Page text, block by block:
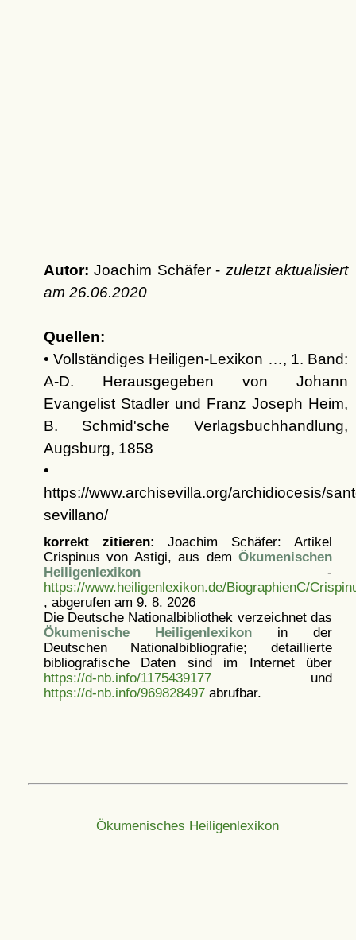
Autor: Joachim Schäfer - zuletzt aktualisiert
am 26.06.2020
Quellen:
• Vollständiges Heiligen-Lexikon …, 1. Band:
A-D. Herausgegeben von Johann
Evangelist Stadler und Franz Joseph Heim,
B. Schmid'sche Verlagsbuchhandlung,
Augsburg, 1858
•
https://www.archisevilla.org/archidiocesis/
sevillano/
korrekt zitieren: Joachim Schäfer: Artikel
Crispinus von Astigi, aus dem Ökumenischen
Heiligenlexikon-
https://www.heiligenlexikon.de/BiographienC/
, abgerufen am 9. 8. 2026
Die Deutsche Nationalbibliothek verzeichnet das
Ökumenische Heiligenlexikonin der
Deutschen Nationalbibliografie; detaillierte
bibliografische Daten sind im Internet über
https://d-nb.info/1175439177und
https://d-nb.info/969828497abrufbar.
Ökumenisches Heiligenlexikon